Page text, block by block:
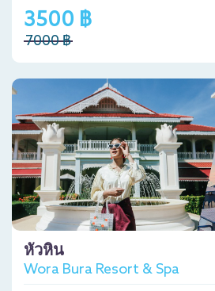
3500 ฿
7000 ฿
หัวหิน
Wora Bura Resort & Spa